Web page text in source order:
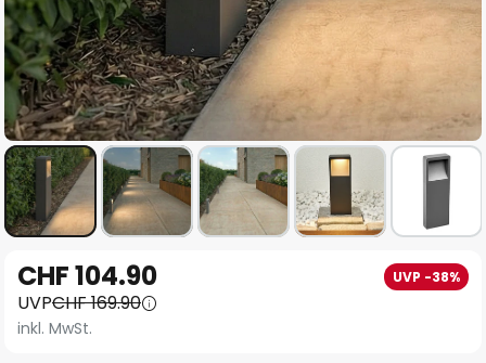
Anfang
der
Bildgalerie
CHF 104.90 UVP -38%
UVPCHF 169.90
inkl. MwSt.